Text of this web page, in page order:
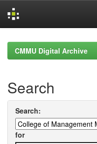
navigationCMMU Digital Archive
Search
Search:
for